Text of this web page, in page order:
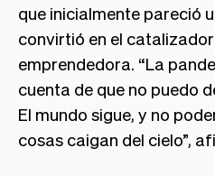
que inicialmente pareció
convirtió en el
emprendedora. “La
cuenta de que no puedo
El mundo sigue, y no
cosas caigan del cielo”,